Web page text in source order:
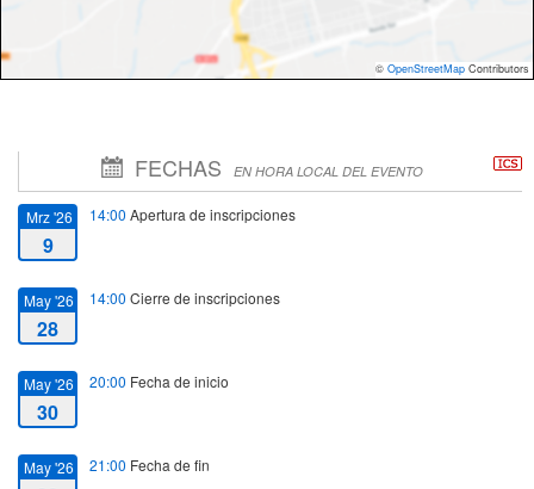
© OpenStreetMap Contributors
FECHAS EN HORA LOCAL DEL EVENTO
Mrz '26
9
14:00 Apertura de inscripciones
May '26
28
14:00 Cierre de inscripciones
May '26
30
20:00 Fecha de inicio
May '26 21:00 Fecha de fin